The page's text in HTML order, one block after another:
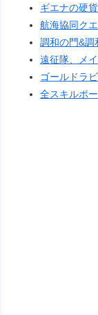
ギエナの硬
航海協同ク
調和の門&調
遠征隊、メ
ゴールドラ
全スキルポ